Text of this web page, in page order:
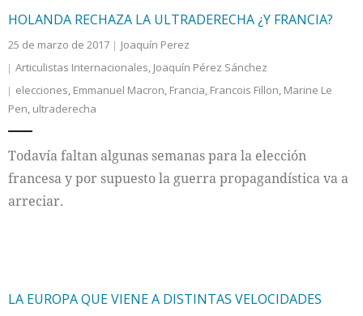
HOLANDA RECHAZA LA ULTRADERECHA ¿Y FRANCIA?
25 de marzo de 2017
Joaquín Perez
Articulistas Internacionales, Joaquín Pérez Sánchez
elecciones, Emmanuel Macron, Francia, Francois Fillon, Marine Le
Pen, ultraderecha
Todavía faltan algunas semanas para la elección
francesa y por supuesto la guerra propagandística va a
arreciar.
LA EUROPA QUE VIENE A DISTINTAS VELOCIDADES